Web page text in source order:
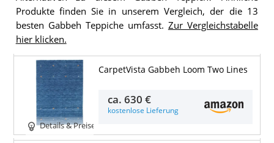
Produkte finden Sie in unserem Vergleich, der die 13
besten Gabbeh Teppiche umfasst. Zur Vergleichstabelle
hier klicken.
Details & Preise
CarpetVista Gabbeh Loom Two Lines
ca.630 €
kostenlose Lieferung